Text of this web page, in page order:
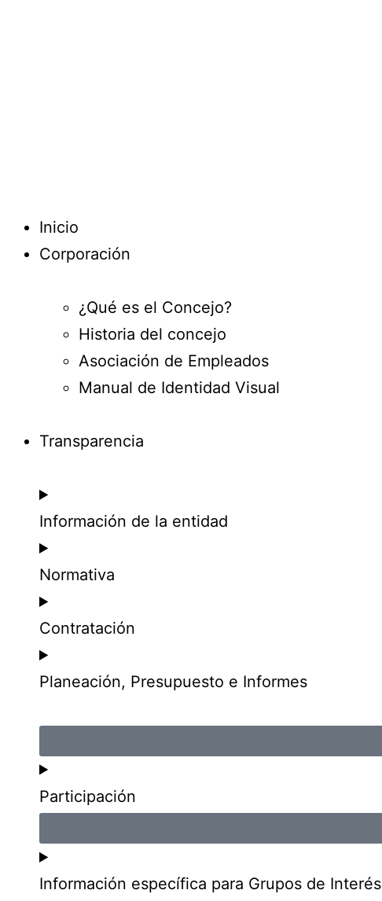
Inicio
Corporación
¿Qué es el Concejo?
Historia del concejo
Asociación de Empleados
Manual de Identidad Visual
Transparencia
Información de la entidad
Normativa
Contratación
Planeación, Presupuesto e Informes
Participación
Información específica para Grupos de Interés